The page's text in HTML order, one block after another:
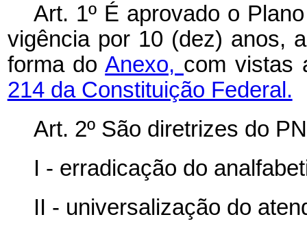
Art. 1º É aprovado o
vigência por 10 (dez) anos,
forma doAnexo, com vistas
214 da Constituição Federal.
Art. 2º São diretrizes do
I - erradicação do
II - universalização do